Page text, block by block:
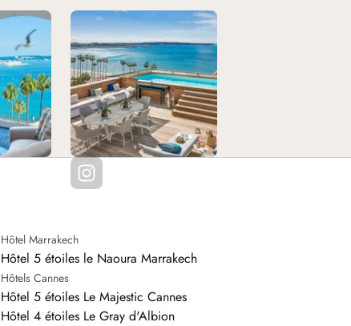
Hôtel Marrakech
Hôtel 5 étoiles le Naoura Marrakech
Hôtels Cannes
Hôtel 5 étoiles Le Majestic Cannes
Hôtel 4 étoiles Le Gray d'Albion